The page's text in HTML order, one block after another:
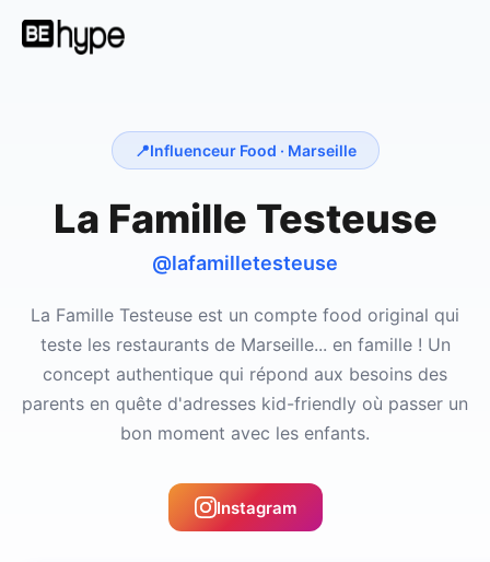
📍Influenceur Food · Marseille
La Famille Testeuse
@lafamilletesteuse
La Famille Testeuse est un compte food original qui
teste les restaurants de Marseille... en famille ! Un
concept authentique qui répond aux besoins des
parents en quête d'adresses kid-friendly où passer un
bon moment avec les enfants.
Instagram